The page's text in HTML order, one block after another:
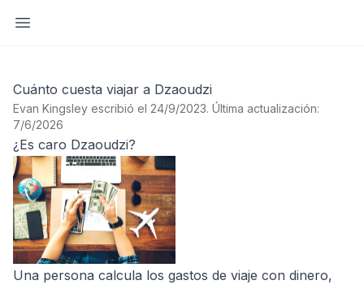
Abrir barra lateral
Cuánto cuesta viajar a Dzaoudzi
Evan Kingsley escribió el 24/9/2023. Última actualización:
7/6/2026
¿Es caro Dzaoudzi?
Una persona calcula los gastos de viaje con dinero,